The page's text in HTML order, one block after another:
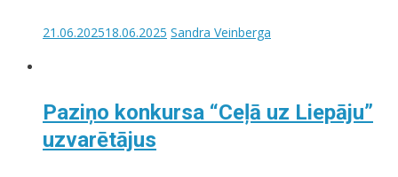
21.06.202518.06.2025 Sandra Veinberga
Paziņo konkursa “Ceļā uz Liepāju”
uzvarētājus